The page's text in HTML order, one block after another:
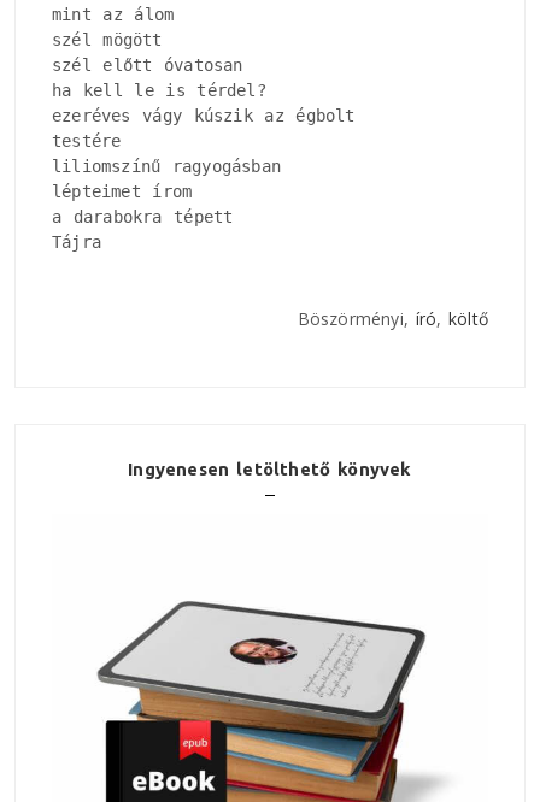
mint az álom
szél mögött
szél előtt óvatosan
ha kell le is térdel?
ezeréves vágy kúszik az égbolt
testére
liliomszínű ragyogásban
lépteimet írom
a darabokra tépett
Tájra
Böszörményi, író, költő
Ingyenesen letölthető könyvek